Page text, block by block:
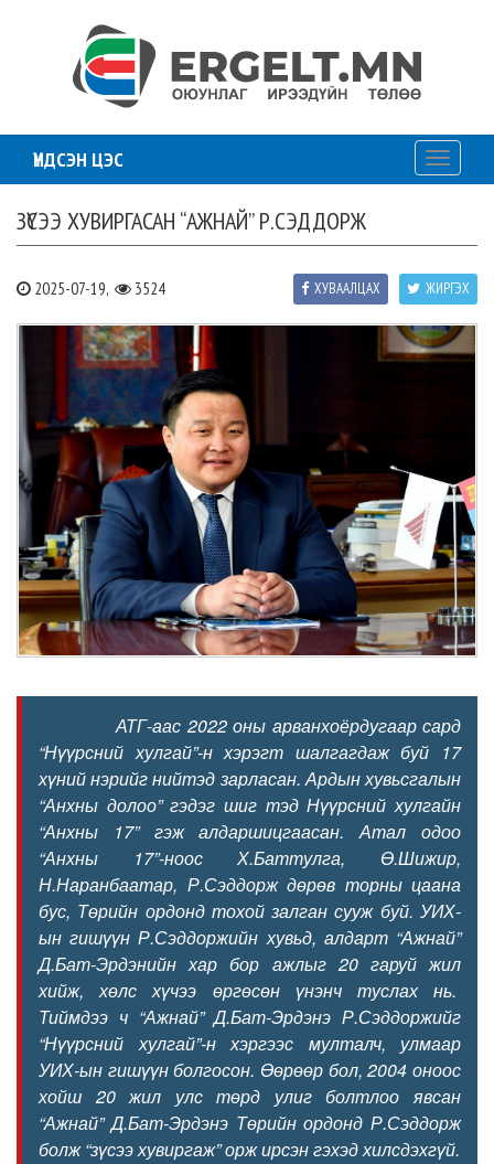
ҮНДСЭН ЦЭС
Toggle
ЗҮСЭЭ ХУВИРГАСАН “АЖНАЙ” Р.СЭДДОРЖ
2025-07-19, 3524 ЖИРГЭХ
ХУВААЛЦАХ
АТГ-аас 2022 оны арванхоёрдугаар сард
“Нүүрсний хулгай”-н хэрэгт шалгагдаж буй 17
хүний нэрийг нийтэд зарласан. Ардын хувьсгалын
“Анхны долоо” гэдэг шиг тэд Нүүрсний хулгайн
“Анхны 17” гэж алдаршицгаасан. Атал одоо
“Анхны 17”-ноос Х.Баттулга, Ө.Шижир,
Н.Наранбаатар, Р.Сэддорж дөрөв торны цаана
бус, Төрийн ордонд тохой залган сууж буй. УИХ-
ын гишүүн Р.Сэддоржийн хувьд, алдарт “Ажнай”
Д.Бат-Эрдэнийн хар бор ажлыг 20 гаруй жил
хийж, хөлс хүчээ өргөсөн үнэнч туслах нь.
Тиймдээ ч “Ажнай” Д.Бат-Эрдэнэ Р.Сэддоржийг
“Нүүрсний хулгай”-н хэргээс мулталч, улмаар
УИХ-ын гишүүн болгосон. Өөрөөр бол, 2004 оноос
хойш 20 жил улс төрд улиг болтлоо явсан
“Ажнай” Д.Бат-Эрдэнэ Төрийн ордонд Р.Сэддорж
болж “зүсээ хувиргаж” орж ирсэн гэхэд хилсдэхгүй.